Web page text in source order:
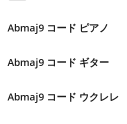
Italiano
日本語
Abmaj9 コード ピアノ
Abmaj9 コード ギター
Abmaj9 コード ウクレレ